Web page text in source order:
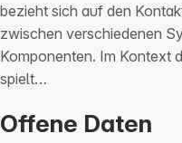
bezieht sich auf den
zwischen verschiedenen
Komponenten. Im Kontext
spielt…
Offene Daten